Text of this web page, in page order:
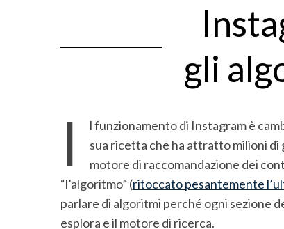
gli
I
l funzionamento di Instagram è
sua ricetta che ha attratto milioni di
motore di raccomandazione dei
“l’algoritmo” (ritoccato pesantemente
parlare di algoritmi perché ogni sezione
esplora e il motore di ricerca.